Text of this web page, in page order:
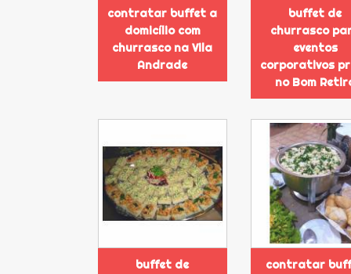
contratar buffet a
domicílio com
churrasco na Vila
Andrade
buffet de
churrasco
eventos
corporativos
no Bom
buffet de
contratar